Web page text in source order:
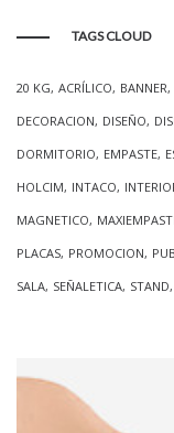
TAGS CLOUD
20 KG ACRÍLICO BANNER
DECORACION DISEÑO
DORMITORIO EMPASTE
HOLCIM INTACO
MAGNETICO
PLACAS PROMOCION
SALA SEÑALETICA STAND